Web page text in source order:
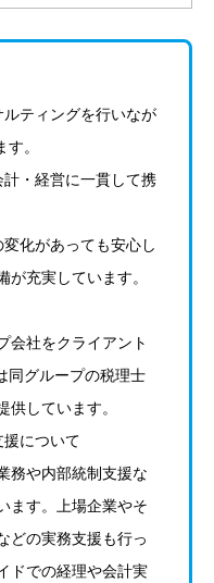
ティングを行いなが
。
・経営に一貫して携
化があっても安心し
充実しています。
会社をクライアント
同グループの税理士
しています。
について
務や内部統制支援な
ます。上場企業やそ
どの実務支援も行っ
ドでの経理や会計実